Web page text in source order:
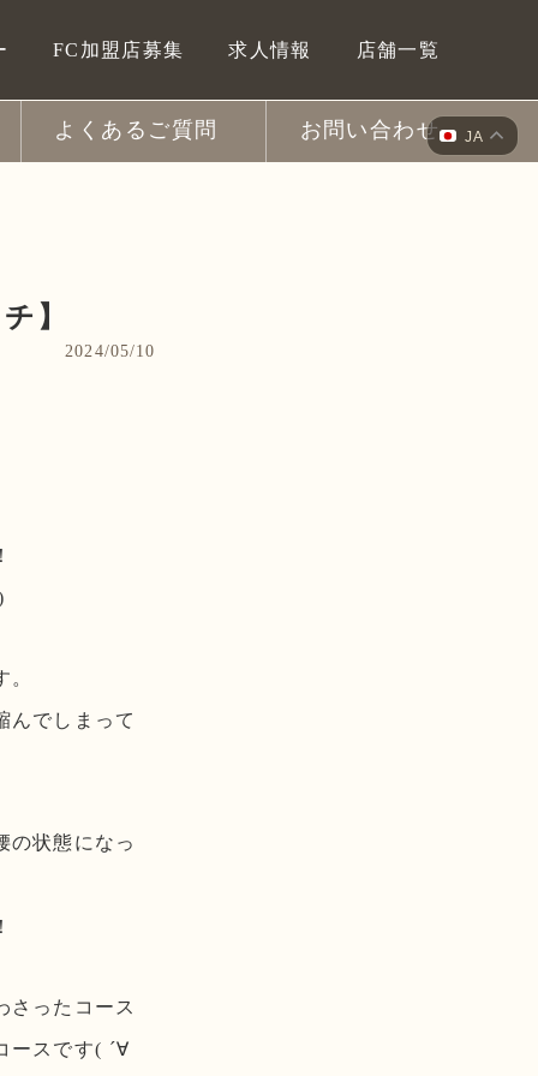
FC加盟店募集 求人情報 店舗一覧
よくあるご質問 お問い合わせ
】
2024/05/10
んでしまって
の状態になっ
さったコース
ースです( ´∀
JA